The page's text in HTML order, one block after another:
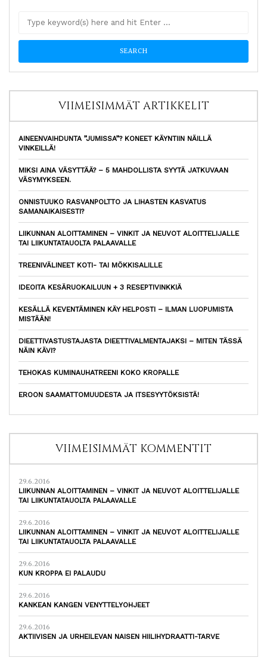
VIIMEISIMMÄT ARTIKKELIT
AINEENVAIHDUNTA ”JUMISSA”? KONEET KÄYNTIIN NÄILLÄ
VINKEILLÄ!
MIKSI AINA VÄSYTTÄÄ? – 5 MAHDOLLISTA SYYTÄ JATKUVAAN
VÄSYMYKSEEN.
ONNISTUUKO RASVANPOLTTO JA LIHASTEN KASVATUS
SAMANAIKAISESTI?
LIIKUNNAN ALOITTAMINEN – VINKIT JA NEUVOT ALOITTELIJALLE
TAI LIIKUNTATAUOLTA PALAAVALLE
TREENIVÄLINEET KOTI- TAI MÖKKISALILLE
IDEOITA KESÄRUOKAILUUN + 3 RESEPTIVINKKIÄ
KESÄLLÄ KEVENTÄMINEN KÄY HELPOSTI – ILMAN LUOPUMISTA
MISTÄÄN!
DIEETTIVASTUSTAJASTA DIEETTIVALMENTAJAKSI – MITEN TÄSSÄ
NÄIN KÄVI?
TEHOKAS KUMINAUHATREENI KOKO KROPALLE
EROON SAAMATTOMUUDESTA JA ITSESYYTÖKSISTÄ!
VIIMEISIMMÄT KOMMENTIT
29.6.2016
LIIKUNNAN ALOITTAMINEN – VINKIT JA NEUVOT ALOITTELIJALLE
TAI LIIKUNTATAUOLTA PALAAVALLE
29.6.2016
LIIKUNNAN ALOITTAMINEN – VINKIT JA NEUVOT ALOITTELIJALLE
TAI LIIKUNTATAUOLTA PALAAVALLE
29.6.2016
KUN KROPPA EI PALAUDU
29.6.2016
KANKEAN KANGEN VENYTTELYOHJEET
29.6.2016
AKTIIVISEN JA URHEILEVAN NAISEN HIILIHYDRAATTI-TARVE